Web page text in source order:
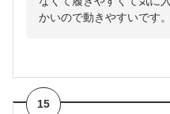
かいので動きやすいです
15